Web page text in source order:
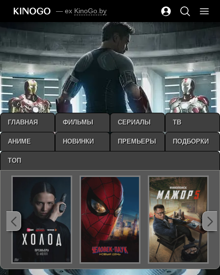
— ex KinoGo.by
ГЛАВНАЯ ФИЛЬМЫ СЕРИАЛЫ ТВ
АНИМЕ НОВИНКИ ПРЕМЬЕРЫ ПОДБОРКИ
ТОП